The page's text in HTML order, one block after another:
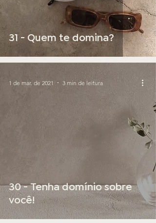
31 - Quem te domina?
30 - Tenha domínio sobre
você!
1 de mar. de 2021 3 min de leitura